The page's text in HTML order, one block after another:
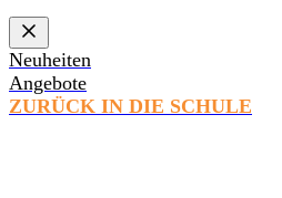
Neuheiten
Angebote
ZURÜCK IN DIE SCHULE